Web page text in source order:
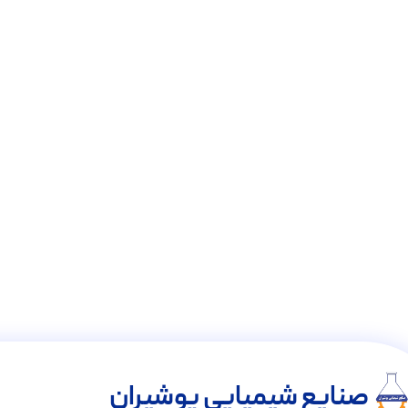
صنایع شیمیایی پوشیران